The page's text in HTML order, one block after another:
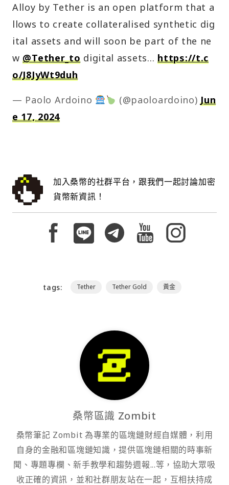
Alloy by Tether is an open platform that a
llows to create collateralised synthetic dig
ital assets and will soon be part of the ne
w@Tether_to digital assets…https://t.c
o/J8JyWt9duh
— Paolo Ardoino (@paoloardoino)Jun
e 17, 2024
加入桑幣的社群平台，跟我們一起討論加密
貨幣新資訊！
tags: Tether Tether Gold 黃金
桑幣區識 Zombit
桑幣筆記 Zombit 為專業的區塊鏈財經自媒體，利用
自身的金融和區塊鏈知識，提供區塊鏈相關的時事新
聞、專題專欄、新手教學和趨勢週報...等，協助大眾吸
收正確的資訊，並和社群朋友站在一起，互相扶持成